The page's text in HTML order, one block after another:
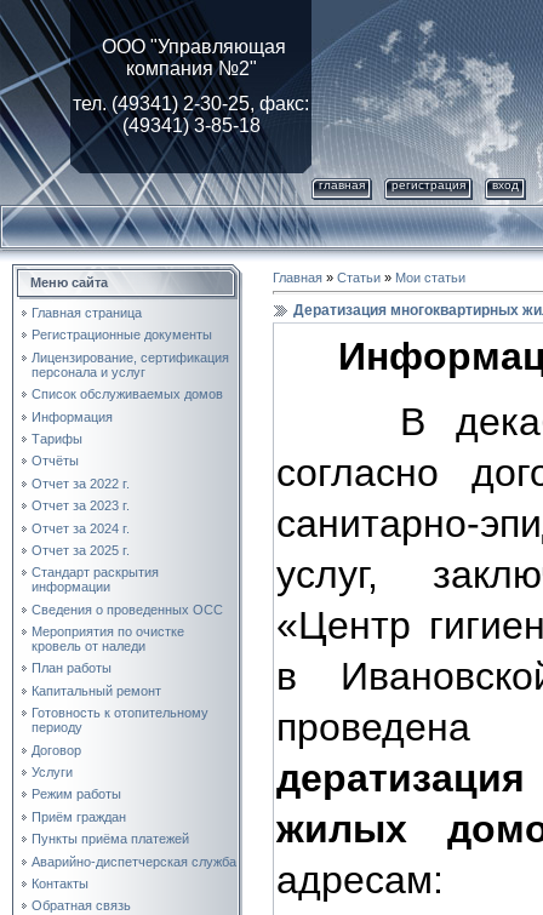
ООО "Управляющая
компания №2"
тел. (49341) 2-30-25, факс:
(49341) 3-85-18
главная регистрация вход
Меню сайта
Главная страница
Регистрационные документы
Лицензирование, cертификация
персонала и услуг
Список обслуживаемых домов
Информация
Тарифы
Отчёты
Отчет за 2022 г.
Отчет за 2023 г.
Отчет за 2024 г.
Отчет за 2025 г.
Стандарт раскрытия
информации
Сведения о проведенных ОСС
Мероприятия по очистке
кровель от наледи
План работы
Капитальный ремонт
Готовность к отопительному
периоду
Договор
Услуги
Режим работы
Приём граждан
Пункты приёма платежей
Аварийно-диспетчерская служба
Контакты
Обратная связь
Главная » Статьи » Мои статьи
Дератизация многоквартирных
В
согласно
санитарно-
услуг,
«Центр
в
жилых
адресам: